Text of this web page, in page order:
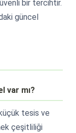
bir tercihtir.
güncel
var mı?
küçük tesis ve
çeşitliliği